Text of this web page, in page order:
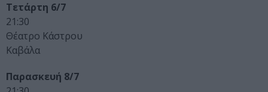
Τετάρτη 6/7
21:30
Θέατρο Κάστρου
Καβάλα
Παρασκευή 8/7